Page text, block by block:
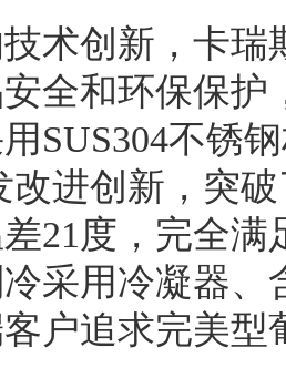
术创新，卡
安全和环保保
SUS304不锈
改进创新，突
21度，完全
采用冷凝器
户追求完美